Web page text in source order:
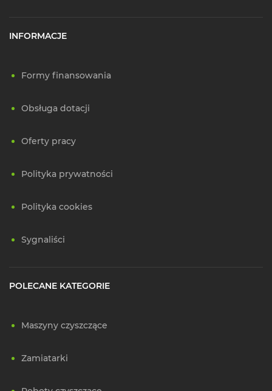
INFORMACJE
Formy finansowania
Obsługa dotacji
Oferty pracy
Polityka prywatności
Polityka cookies
Sygnaliści
POLECANE KATEGORIE
Maszyny czyszczące
Zamiatarki